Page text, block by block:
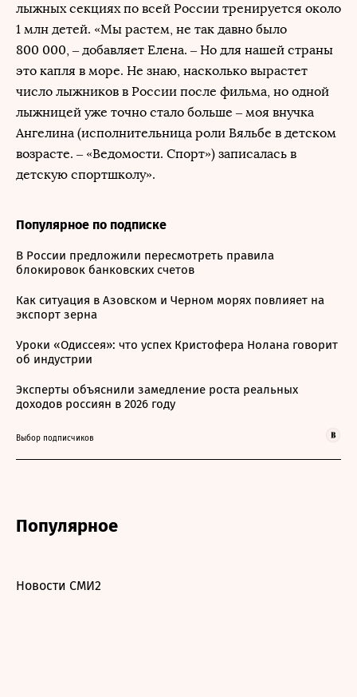
лыжных секциях по всей России тренируется около
1 млн детей. «Мы растем, не так давно было
800 000, – добавляет Елена. – Но для нашей страны
это капля в море. Не знаю, насколько вырастет
число лыжников в России после фильма, но одной
лыжницей уже точно стало больше – моя внучка
Ангелина (исполнительница роли Вяльбе в детском
возрасте. – «Ведомости. Спорт») записалась в
детскую спортшколу».
Популярное по подписке
В России предложили пересмотреть правила
блокировок банковских счетов
Как ситуация в Азовском и Черном морях повлияет на
экспорт зерна
Уроки «Одиссея»: что успех Кристофера Нолана говорит
об индустрии
Эксперты объяснили замедление роста реальных
доходов россиян в 2026 году
Выбор подписчиков
Популярное
Новости СМИ2